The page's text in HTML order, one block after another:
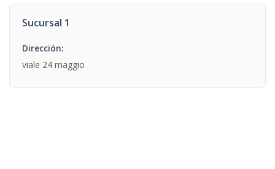
Sucursal 1
Dirección:
viale 24 maggio